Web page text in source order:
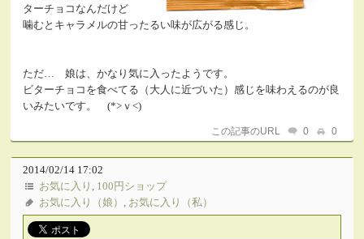
ターチョコなんだけど
噛むとキャラメルの甘ったるい味が広がる感じ。
ただ… 娘は、かなり気に入ったようです。
ビターチョコを食べてる（大人に近づいた）感じを味わえるのが良
いみたいです。 (*>ｖ<)
この記事のURL 0 0
2014/02/14 17:02
お気に入り , 100円ショップ
お気に入り（娘） , お気に入り（私）